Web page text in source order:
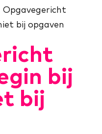
Opgavegericht
bij opgaven
bij
bij